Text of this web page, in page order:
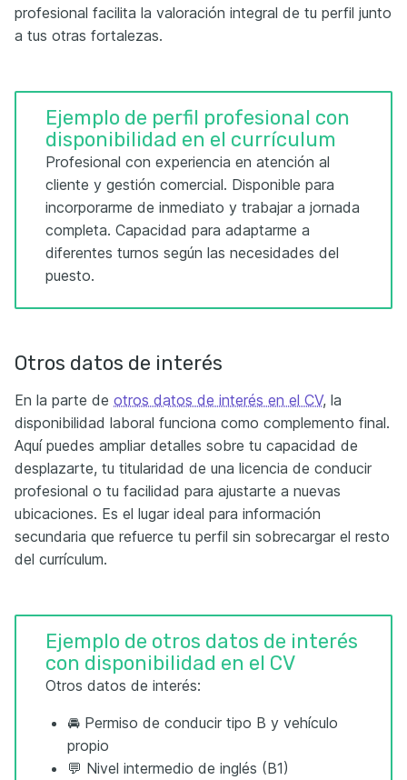
profesional facilita la valoración integral de tu perfil junto
a tus otras fortalezas.
Ejemplo de perfil profesional con
disponibilidad en el currículum
Profesional con experiencia en atención al
cliente y gestión comercial. Disponible para
incorporarme de inmediato y trabajar a jornada
completa. Capacidad para adaptarme a
diferentes turnos según las necesidades del
puesto.
Otros datos de interés
En la parte de otros datos de interés en el CV, la
disponibilidad laboral funciona como complemento final.
Aquí puedes ampliar detalles sobre tu capacidad de
desplazarte, tu titularidad de una licencia de conducir
profesional o tu facilidad para ajustarte a nuevas
ubicaciones. Es el lugar ideal para información
secundaria que refuerce tu perfil sin sobrecargar el resto
del currículum.
Ejemplo de otros datos de interés
con disponibilidad en el CV
Otros datos de interés:
🚘 Permiso de conducir tipo B y vehículo
propio
💬 Nivel intermedio de inglés (B1)